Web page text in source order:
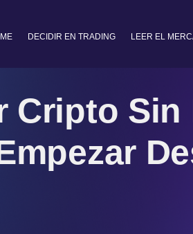
DECIDIR EN TRADING LEER EL
Cripto